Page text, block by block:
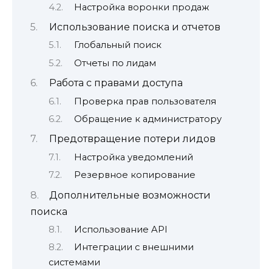
Настройка воронки продаж
Использование поиска и отчетов
Глобальный поиск
Отчеты по лидам
Работа с правами доступа
Проверка прав пользователя
Обращение к администратору
Предотвращение потери лидов
Настройка уведомлений
Резервное копирование
Дополнительные возможности
поиска
Использование API
Интеграции с внешними
системами